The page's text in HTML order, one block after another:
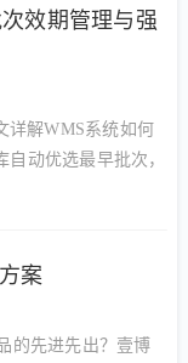
效期管理与强
详解WMS系统如何
动优选最早批次，
案
的先进先出？壹博